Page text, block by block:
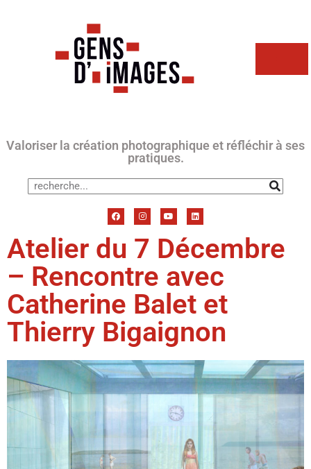
Valoriser la création photographique et réfléchir à ses
pratiques.
Atelier du 7 Décembre
– Rencontre avec
Catherine Balet et
Thierry Bigaignon